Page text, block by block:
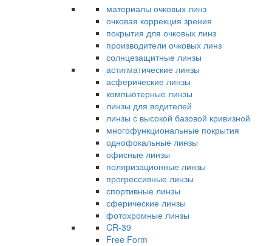
материалы очковых линз
очковая коррекция зрения
покрытия для очковых линз
производители очковых линз
солнцезащитные линзы
астигматические линзы
асферические линзы
компьютерные линзы
линзы для водителей
линзы с высокой базовой кривизной
многофункциональные покрытия
однофокальные линзы
офисные линзы
поляризационные линзы
прогрессивные линзы
спортивные линзы
сферические линзы
фотохромные линзы
CR-39
Free Form